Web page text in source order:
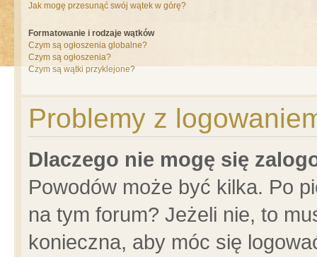
Jak mogę przesunąć swój wątek w górę?
Formatowanie i rodzaje wątków
Czym są ogłoszenia globalne?
Czym są ogłoszenia?
Czym są wątki przyklejone?
Problemy z
Dlaczego nie mogę się
Powodów może być kilka. Po
na tym forum? Jeżeli nie, to
konieczna, aby móc się